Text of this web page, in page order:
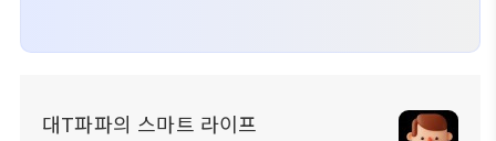
대T파파의 스마트 라이프